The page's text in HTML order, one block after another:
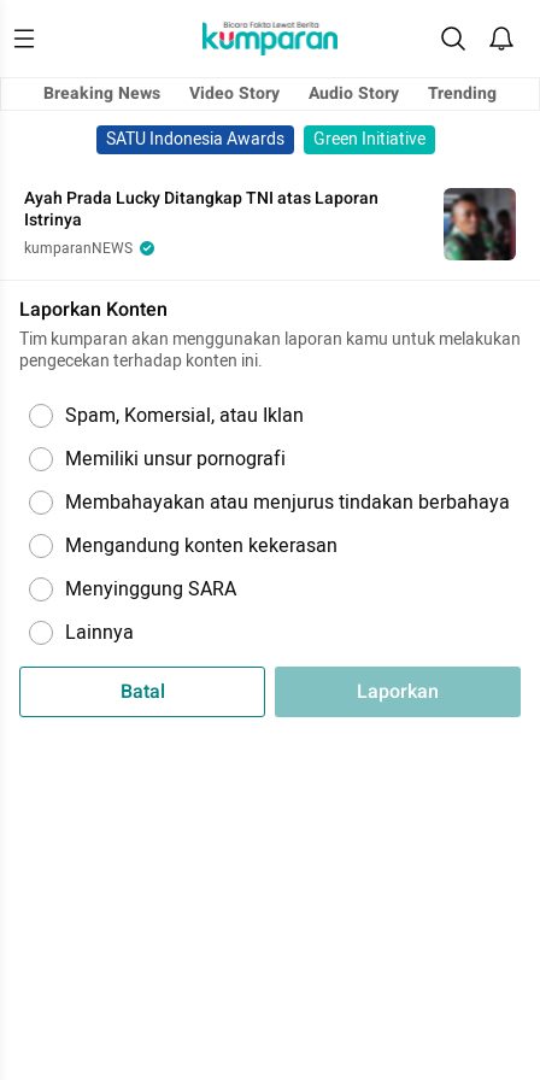
Breaking News Video Story Audio Story
Trending
SATU Indonesia Awards
Green Initiative
Ayah Prada Lucky Ditangkap TNI atas Laporan
Istrinya
kumparanNEWS
Laporkan Konten
Tim kumparan akan menggunakan laporan kamu untuk melakukan
pengecekan terhadap konten ini.
Spam, Komersial, atau Iklan
Memiliki unsur pornografi
Membahayakan atau menjurus tindakan berbahaya
Mengandung konten kekerasan
Menyinggung SARA
Lainnya
Batal Laporkan